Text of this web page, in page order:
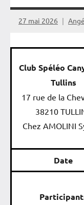
27 mai 2026
Club Spéléo
Tullins
17 rue de la
38210
Chez AMOLINI
Date